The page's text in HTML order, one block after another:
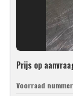
Prijs op
Voorraad